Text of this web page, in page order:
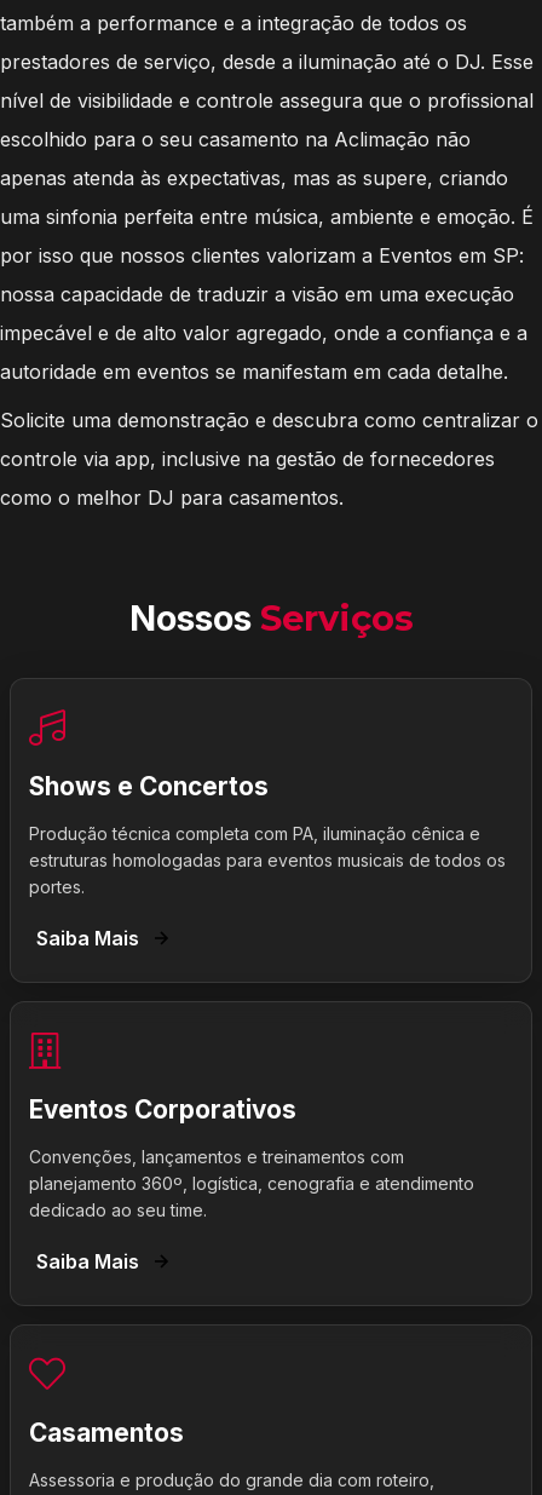
também a performance e a integração de todos os
prestadores de serviço, desde a iluminação até o DJ. Esse
nível de visibilidade e controle assegura que o profissional
escolhido para o seu casamento na Aclimação não
apenas atenda às expectativas, mas as supere, criando
uma sinfonia perfeita entre música, ambiente e emoção. É
por isso que nossos clientes valorizam a Eventos em SP:
nossa capacidade de traduzir a visão em uma execução
impecável e de alto valor agregado, onde a confiança e a
autoridade em eventos se manifestam em cada detalhe.
Solicite uma demonstração e descubra como centralizar o
controle via app, inclusive na gestão de fornecedores
como o melhor DJ para casamentos.
Nossos Serviços
Shows e Concertos
Produção técnica completa com PA, iluminação cênica e
estruturas homologadas para eventos musicais de todos os
portes.
Saiba Mais
Eventos Corporativos
Convenções, lançamentos e treinamentos com
planejamento 360º, logística, cenografia e atendimento
dedicado ao seu time.
Saiba Mais
Casamentos
Assessoria e produção do grande dia com roteiro,